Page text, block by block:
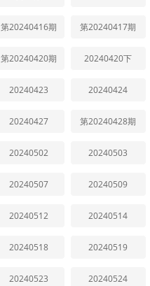
第20240416期 第20240417期
第20240420期 20240420下
20240423 20240424
20240427 第20240428期
20240502 20240503
20240507 20240509
20240512 20240514
20240518 20240519
20240523 20240524